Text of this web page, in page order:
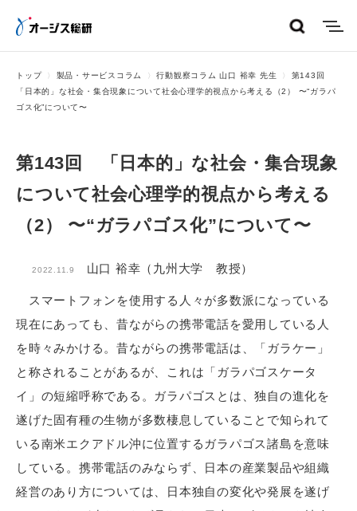
トップ 製品・サービスコラム 行動観察コラム 山口 裕幸 先生
第143回
「日本的」な社会・集合現象について社会心理学的視点から考える（2） 〜“ガラパ
ゴス化”について〜
第143回 「日本的」な社会・集合現象
について社会心理学的視点から考える
（2） 〜“ガラパゴス化”について〜
2022.11.9 山口 裕幸（九州大学 教授）
スマートフォンを使用する人々が多数派になっている
現在にあっても、昔ながらの携帯電話を愛用している人
を時々みかける。昔ながらの携帯電話は、「ガラケー」
と称されることがあるが、これは「ガラパゴスケータ
イ」の短縮呼称である。ガラパゴスとは、独自の進化を
遂げた固有種の生物が多数棲息していることで知られて
いる南米エクアドル沖に位置するガラパゴス諸島を意味
している。携帯電話のみならず、日本の産業製品や組織
経営のあり方については、日本独自の変化や発展を遂げ